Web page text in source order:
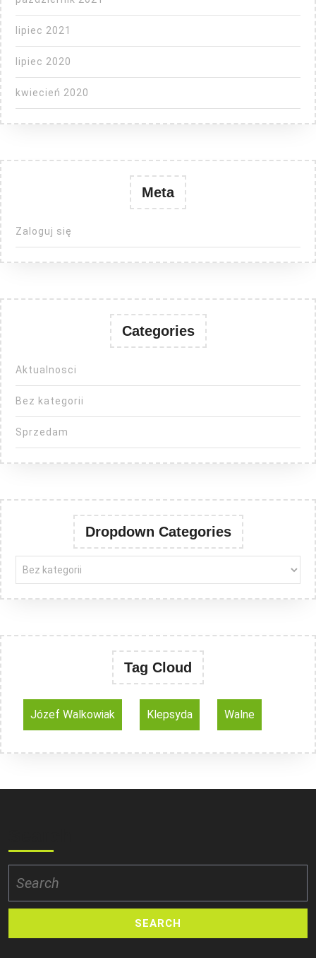
lipiec 2021
lipiec 2020
kwiecień 2020
Meta
Zaloguj się
Categories
Aktualnosci
Bez kategorii
Sprzedam
Dropdown Categories
Tag Cloud
Józef Walkowiak Klepsyda Walne
for: